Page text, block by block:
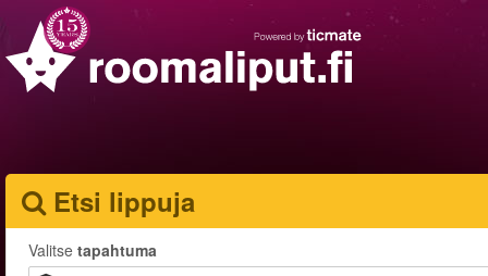
Etsi lippuja
Valitse tapahtuma